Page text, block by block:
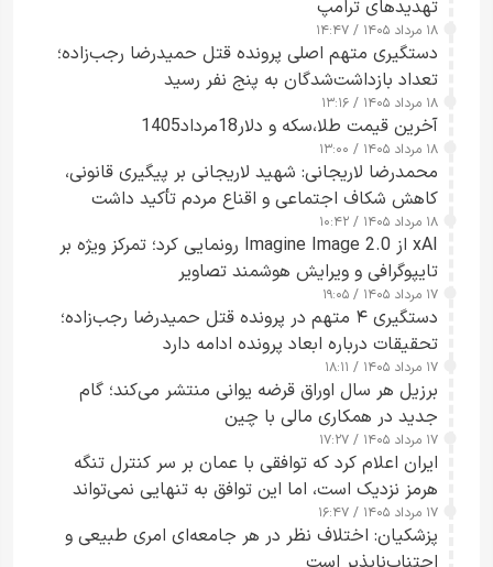
تهدیدهای ترامپ
۱۸ مرداد ۱۴۰۵ / ۱۴:۴۷
دستگیری متهم اصلی پرونده قتل حمیدرضا رجب‌زاده؛
تعداد بازداشت‌شدگان به پنج نفر رسید
۱۸ مرداد ۱۴۰۵ / ۱۳:۱۶
آخرین قیمت طلا،سکه و دلار18مرداد1405
۱۸ مرداد ۱۴۰۵ / ۱۳:۰۰
محمدرضا لاریجانی: شهید لاریجانی بر پیگیری قانونی،
کاهش شکاف اجتماعی و اقناع مردم تأکید داشت
۱۸ مرداد ۱۴۰۵ / ۱۰:۴۲
xAI از Imagine Image 2.0 رونمایی کرد؛ تمرکز ویژه بر
تایپوگرافی و ویرایش هوشمند تصاویر
۱۷ مرداد ۱۴۰۵ / ۱۹:۰۵
دستگیری ۴ متهم در پرونده قتل حمیدرضا رجب‌زاده؛
تحقیقات درباره ابعاد پرونده ادامه دارد
۱۷ مرداد ۱۴۰۵ / ۱۸:۱۱
برزیل هر سال اوراق قرضه یوانی منتشر می‌کند؛ گام
جدید در همکاری مالی با چین
۱۷ مرداد ۱۴۰۵ / ۱۷:۲۷
ایران اعلام کرد که توافقی با عمان بر سر کنترل تنگه
هرمز نزدیک است، اما این توافق به تنهایی نمی‌تواند
آبراه را آزاد کند
۱۷ مرداد ۱۴۰۵ / ۱۶:۴۷
پزشکیان: اختلاف نظر در هر جامعه‌ای امری طبیعی و